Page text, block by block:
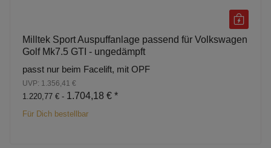
Milltek Sport Auspuffanlage passend für Volkswagen
Golf Mk7.5 GTI - ungedämpft
passt nur beim Facelift, mit OPF
UVP: 1.356,41 €
1.220,77 € - 1.704,18 € *
Für Dich bestellbar